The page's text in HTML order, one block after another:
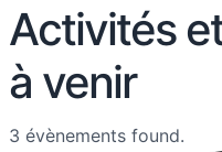
Activités
à venir
3 évènements found.